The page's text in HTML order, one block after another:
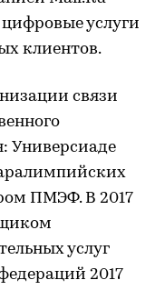
услуги
клиентов.
связи
Универсиаде
ПМЭФ. В 2017
услуг
2017